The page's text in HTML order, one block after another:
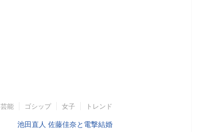
芸能 ゴシップ 女子 トレンド
池田直人 佐藤佳奈と電撃結婚